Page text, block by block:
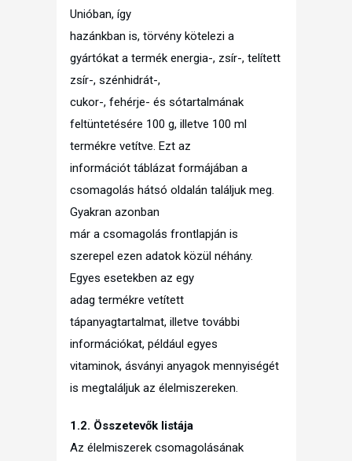
Unióban, így
hazánkban is, törvény kötelezi a
gyártókat a termék energia-, zsír-, telített
zsír-, szénhidrát-,
cukor-, fehérje- és sótartalmának
feltüntetésére 100 g, illetve 100 ml
termékre vetítve. Ezt az
információt táblázat formájában a
csomagolás hátsó oldalán találjuk meg.
Gyakran azonban
már a csomagolás frontlapján is
szerepel ezen adatok közül néhány.
Egyes esetekben az egy
adag termékre vetített
tápanyagtartalmat, illetve további
információkat, például egyes
vitaminok, ásványi anyagok mennyiségét
is megtaláljuk az élelmiszereken.
1.2. Összetevők listája
Az élelmiszerek csomagolásának